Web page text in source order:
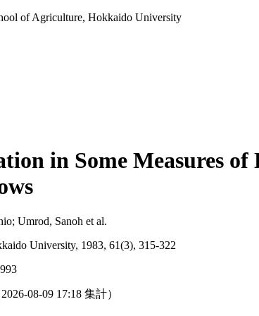
of Agriculture, Hokkaido University
in Some Measures
Umrod, Sanoh et al.
University, 1983, 61(3), 315-322
2026-08-09 17:18 集計）